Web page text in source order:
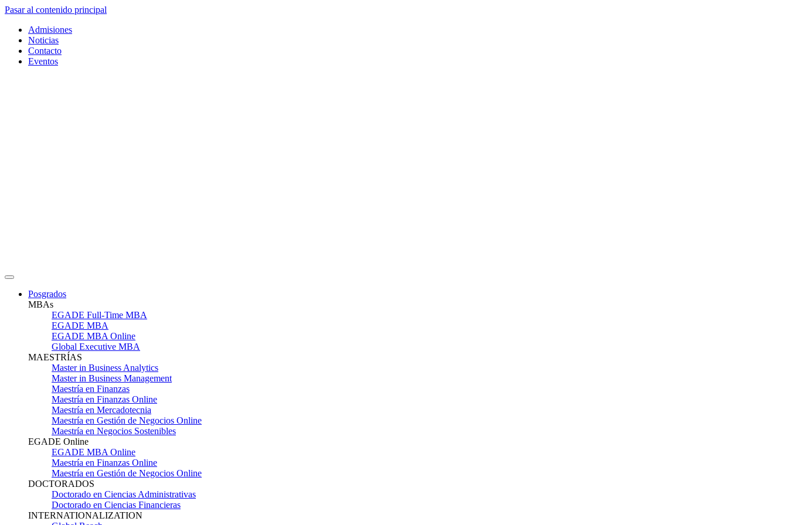
Pasar al contenido principal
Admisiones
Noticias
Contacto
Eventos
Posgrados
MBAs
EGADE Full-Time MBA
EGADE MBA
EGADE MBA Online
Global Executive MBA
MAESTRÍAS
Master in Business Analytics
Master in Business Management
Maestría en Finanzas
Maestría en Finanzas Online
Maestría en Mercadotecnia
Maestría en Gestión de Negocios Online
Maestría en Negocios Sostenibles
EGADE Online
EGADE MBA Online
Maestría en Finanzas Online
Maestría en Gestión de Negocios Online
DOCTORADOS
Doctorado en Ciencias Administrativas
Doctorado en Ciencias Financieras
INTERNATIONALIZATION